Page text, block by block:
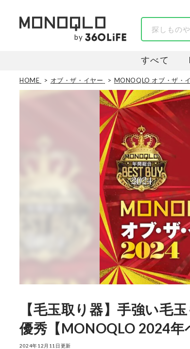
by
すべて
HOME オブ・ザ・イヤー MONOQLO オブ・ザ・
【毛玉取り器】手強い毛
優秀【MONOQLO 2024年
2024年12月11日更新